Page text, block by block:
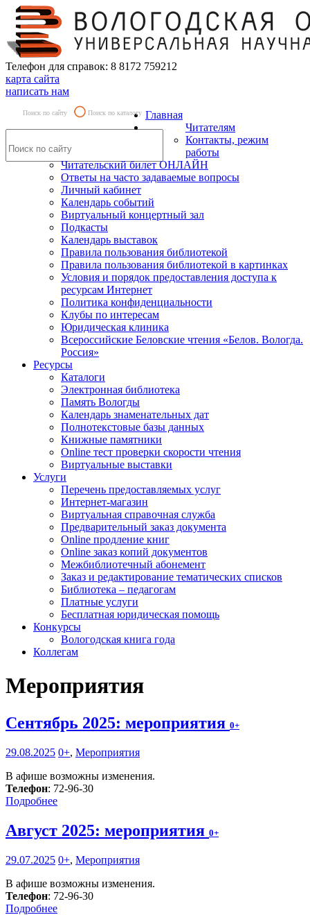
Телефон для справок: 8 8172 759212
карта сайта
написать нам
Поиск по сайту Поиск по каталогу Главная
Читателям
Контакты, режим
работы
Читательский билет ОНЛАЙН
Ответы на часто задаваемые вопросы
Личный кабинет
Календарь событий
Виртуальный концертный зал
Подкасты
Календарь выставок
Правила пользования библиотекой
Правила пользования библиотекой в картинках
Условия и порядок предоставления доступа к
ресурсам Интернет
Политика конфиденциальности
Клубы по интересам
Юридическая клиника
Всероссийские Беловские чтения «Белов. Вологда.
Россия»
Ресурсы
Каталоги
Электронная библиотека
Память Вологды
Календарь знаменательных дат
Полнотекстовые базы данных
Книжные памятники
Online тест проверки скорости чтения
Виртуальные выставки
Услуги
Перечень предоставляемых услуг
Интернет-магазин
Виртуальная справочная служба
Предварительный заказ документа
Online продление книг
Online заказ копий документов
Межбиблиотечный абонемент
Заказ и редактирование тематических списков
Библиотека – педагогам
Платные услуги
Бесплатная юридическая помощь
Конкурсы
Вологодская книга года
Коллегам
Мероприятия
Сентябрь 2025: мероприятия 0+
29.08.2025 0+, Мероприятия
В афише возможны изменения.
Телефон: 72-96-30
Подробнее
Август 2025: мероприятия 0+
29.07.2025 0+, Мероприятия
В афише возможны изменения.
Телефон: 72-96-30
Подробнее